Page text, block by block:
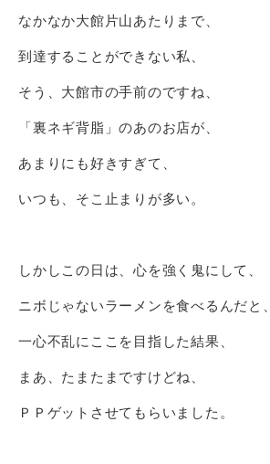
なかなか大館片山あたりまで、
到達することができない私、
そう、大館市の手前のですね、
「裏ネギ背脂」のあのお店が、
あまりにも好きすぎて、
いつも、そこ止まりが多い。
しかしこの日は、心を強く鬼にして、
ニボじゃないラーメンを食べるんだと、
一心不乱にここを目指した結果、
まあ、たまたまですけどね、
ＰＰゲットさせてもらいました。